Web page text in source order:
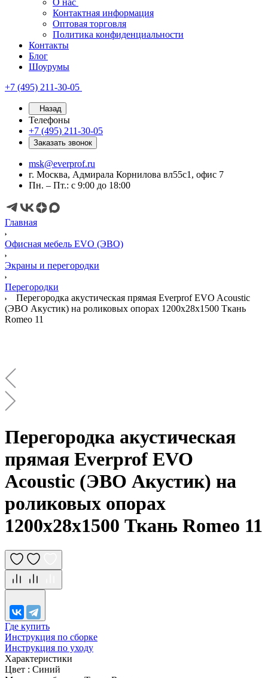
О нас
Контактная информация
Оптовая торговля
Политика конфиденциальности
Контакты
Блог
Шоурумы
+7 (495) 211-30-05
Назад
Телефоны
+7 (495) 211-30-05
Заказать звонок
msk@everprof.ru
г. Москва, Адмирала Корнилова вл55с1, офис 7
Пн. – Пт.: с 9:00 до 18:00
Главная
Офисная мебель EVO (ЭВО)
Экраны и перегородки
Перегородки
Перегородка акустическая прямая Everprof EVO Acoustic
(ЭВО Акустик) на роликовых опорах 1200х28х1500 Ткань
Romeo 11
Перегородка акустическая
прямая Everprof EVO
Acoustic (ЭВО Акустик) на
роликовых опорах
1200х28х1500 Ткань Romeo 11
Где купить
Инструкция по сборке
Инструкция по уходу
Характеристики
Цвет : Синий